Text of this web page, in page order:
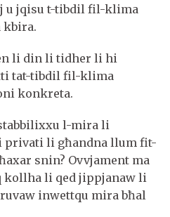
u jqisu t-tibdil fil-klima
kbira.
li din li tidher li hi
tat-tibdil fil-klima
konkreta.
l-mira li
privati li għandna llum fit-
snin? Ovvjament ma
li qed jippjanaw li
inwettqu mira bħal